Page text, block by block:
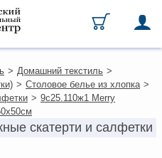
> Домашний текстиль >
> Столовое белье из хлопка >
> 9с25.110ж1 Merry
скатерти и салфетки